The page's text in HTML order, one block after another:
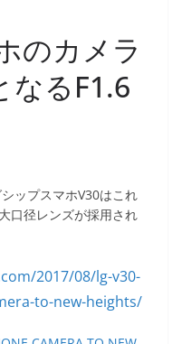
のカメラ
なるF1.6
ップスマホV30はこれ
口径レンズが採用され